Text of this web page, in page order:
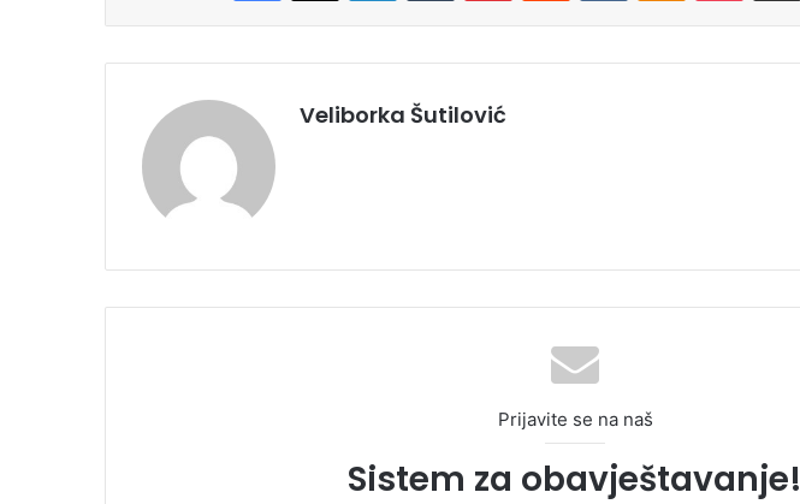
Veliborka Šutilović
Prijavite se na naš
Sistem za obavještavanje!